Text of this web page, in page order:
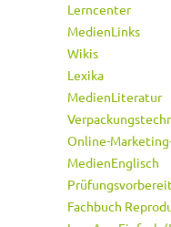
Lerncenter
MedienLinks
Wikis
Lexika
MedienLiteratur
Online-
MedienEnglisch
Fachbuch